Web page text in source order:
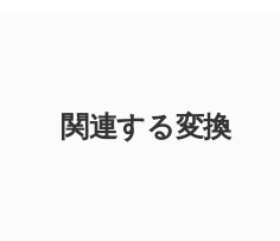
関連する変換